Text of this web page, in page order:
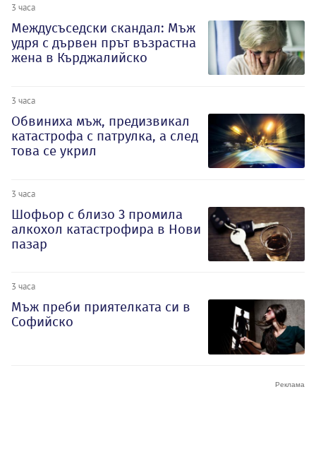
3 часа
Междусъседски скандал: Мъж
удря с дървен прът възрастна
жена в Кърджалийско
3 часа
Обвиниха мъж, предизвикал
катастрофа с патрулка, а след
това се укрил
3 часа
Шофьор с близо 3 промила
алкохол катастрофира в Нови
пазар
3 часа
Мъж преби приятелката си в
Софийско